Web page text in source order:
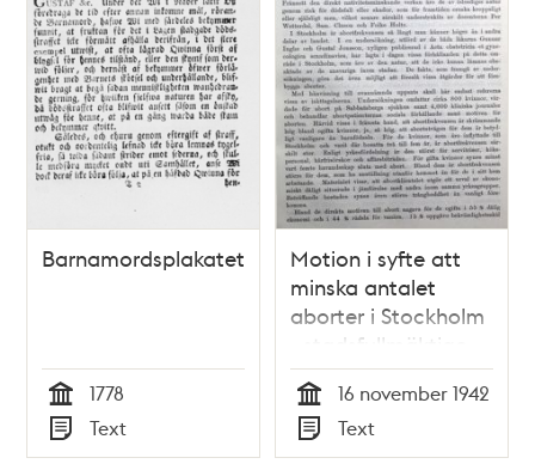
Barnamordsplakatet
Tid
1778
Typ
Text
Motion i syfte att
minska antalet
aborter i Stockholm
- stadsfullmäktige
1942
Tid
16 november 1942
Typ
Text